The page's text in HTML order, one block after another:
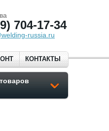
704-17-34
russia.ru
КОНТАКТЫ